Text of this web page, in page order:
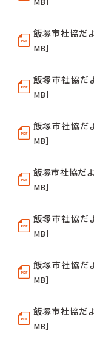
飯塚市社協だ
MB］
飯塚市社協だ
MB］
飯塚市社協だ
MB］
飯塚市社協だ
MB］
飯塚市社協だ
MB］
飯塚市社協だ
MB］
飯塚市社協だ
MB］